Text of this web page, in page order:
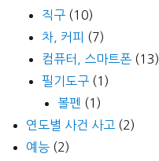
직구 (10)
차, 커피 (7)
컴퓨터, 스마트폰 (13)
필기도구 (1)
볼펜 (1)
연도별 사건 사고 (2)
예능 (2)